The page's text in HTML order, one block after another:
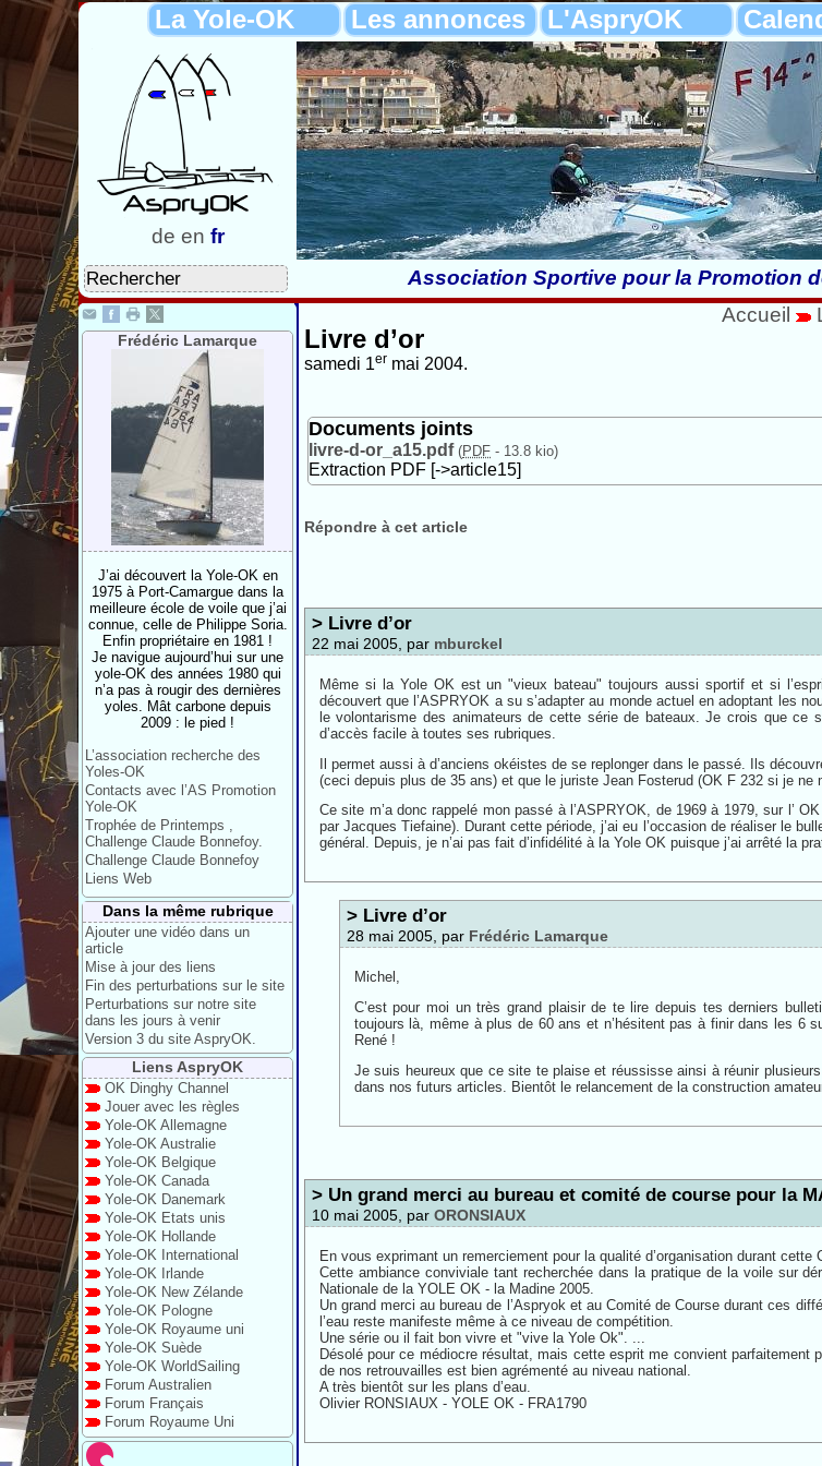
La Yole-OK Les annonces L'AspryOK
de en fr
Association Sportive pour la Promotion
Frédéric Lamarque
J’ai découvert la Yole-OK en
1975 à Port-Camargue dans la
meilleure école de voile que j’ai
connue, celle de Philippe Soria.
Enfin propriétaire en 1981 !
Je navigue aujourd’hui sur une
yole-OK des années 1980 qui
n’a pas à rougir des dernières
yoles. Mât carbone depuis
2009 : le pied !
L’association recherche des
Yoles-OK
Contacts avec l’AS Promotion
Yole-OK
Trophée de Printemps ,
Challenge Claude Bonnefoy.
Challenge Claude Bonnefoy
Liens Web
Dans la même rubrique
Ajouter une vidéo dans un
article
Mise à jour des liens
Fin des perturbations sur le site
Perturbations sur notre site
dans les jours à venir
Version 3 du site AspryOK.
Liens AspryOK
OK Dinghy Channel
Jouer avec les règles
Yole-OK Allemagne
Yole-OK Australie
Yole-OK Belgique
Yole-OK Canada
Yole-OK Danemark
Yole-OK Etats unis
Yole-OK Hollande
Yole-OK International
Yole-OK Irlande
Yole-OK New Zélande
Yole-OK Pologne
Yole-OK Royaume uni
Yole-OK Suède
Yole-OK WorldSailing
Forum Australien
Forum Français
Forum Royaume Uni
Accueil
Livre d’or
samedi 1er mai 2004.
Documents joints
livre-d-or_a15.pdf (PDF - 13.8 kio)
Extraction PDF [->article15]
Répondre à cet article
> Livre d’or
22 mai 2005, par mburckel
Même si la Yole OK est un "vieux bateau" toujours aussi sportif et si
découvert que l’ASPRYOK a su s’adapter au monde actuel en adoptant les
le volontarisme des animateurs de cette série de bateaux. Je crois que
d’accès facile à toutes ses rubriques.
Il permet aussi à d’anciens okéistes de se replonger dans le passé. Ils
(ceci depuis plus de 35 ans) et que le juriste Jean Fosterud (OK F 232 si je ne
Ce site m’a donc rappelé mon passé à l’ASPRYOK, de 1969 à 1979, sur l’
par Jacques Tiefaine). Durant cette période, j’ai eu l’occasion de réaliser le
général. Depuis, je n’ai pas fait d’infidélité à la Yole OK puisque j’ai arrêté la
> Livre d’or
28 mai 2005, par Frédéric Lamarque
Michel,
C’est pour moi un très grand plaisir de te lire depuis tes derniers
toujours là, même à plus de 60 ans et n’hésitent pas à finir dans les 6
René !
Je suis heureux que ce site te plaise et réussisse ainsi à réunir
dans nos futurs articles. Bientôt le relancement de la construction
> Un grand merci au bureau et comité de course pour la
10 mai 2005, par ORONSIAUX
En vous exprimant un remerciement pour la qualité d’organisation durant cette
Cette ambiance conviviale tant recherchée dans la pratique de la voile sur
Nationale de la YOLE OK - la Madine 2005.
Un grand merci au bureau de l’Aspryok et au Comité de Course durant ces
l’eau reste manifeste même à ce niveau de compétition.
Une série ou il fait bon vivre et "vive la Yole Ok". ...
Désolé pour ce médiocre résultat, mais cette esprit me convient
de nos retrouvailles est bien agrémenté au niveau national.
A très bientôt sur les plans d’eau.
Olivier RONSIAUX - YOLE OK - FRA1790